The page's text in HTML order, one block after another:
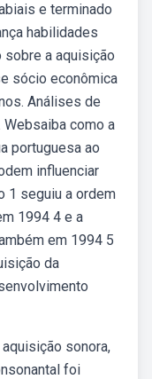
e terminado
habilidades
a aquisição
sócio econômica
Análises de
como a
portuguesa ao
influenciar
1 seguiu a ordem
1994 4 e a
em 1994 5
da
sonora,
foi